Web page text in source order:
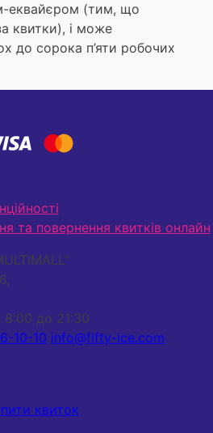
еквайєром (тим, що
квитки), і може
до сорока п’яти робочих
та повернення квитків онлайн
до 21:30
10-10 info@fifty-ice.com
квиток